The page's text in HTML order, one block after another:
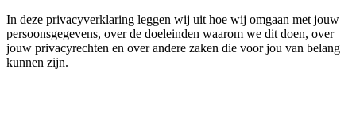
In deze privacyverklaring leggen wij uit hoe wij omgaan met jouw
persoonsgegevens, over de doeleinden waarom we dit doen, over
jouw privacyrechten en over andere zaken die voor jou van belang
kunnen zijn.